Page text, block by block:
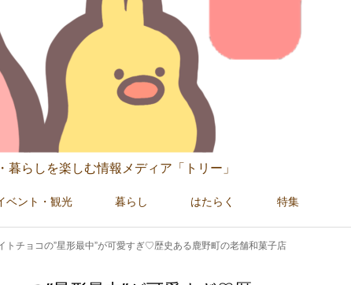
暮らしを楽しむ情報メディア「トリー」
ベント・観光 暮らし はたらく 特集
トチョコの”星形最中”が可愛すぎ♡歴史ある鹿野町の老舗和菓子店